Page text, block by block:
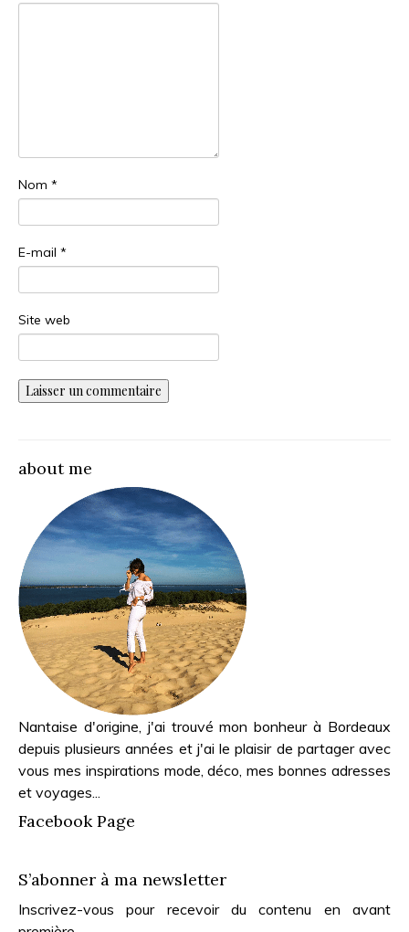
Nom *
E-mail *
Site web
about me
Nantaise d'origine, j'ai trouvé mon bonheur à Bordeaux
depuis plusieurs années et j'ai le plaisir de partager avec
vous mes inspirations mode, déco, mes bonnes adresses
et voyages...
Facebook Page
S’abonner à ma newsletter
Inscrivez-vous pour recevoir du contenu en avant